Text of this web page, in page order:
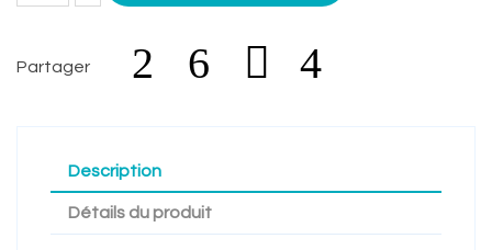
Partager
Description
Détails du produit